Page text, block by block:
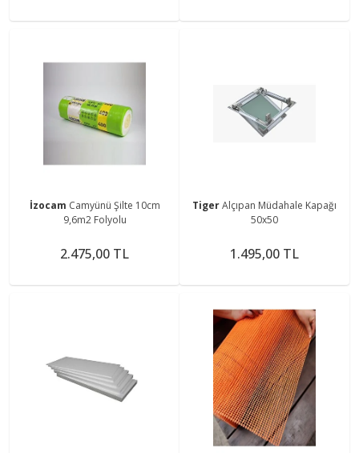
İzocam Camyünü Şilte 10cm
9,6m2 Folyolu
2.475,00 TL
TigerAlçıpan Müdahale Kapağı
50x50
1.495,00 TL